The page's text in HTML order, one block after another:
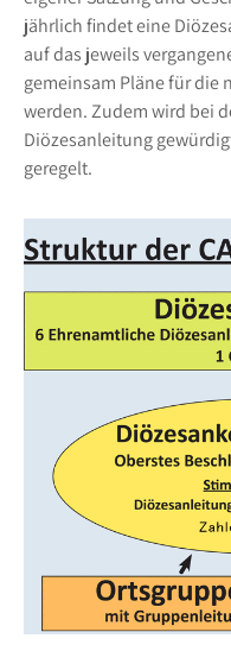
jährlich findet eine
auf das jeweils
gemeinsam Pläne für die
werden. Zudem wird bei
Diözesanleitung
geregelt.